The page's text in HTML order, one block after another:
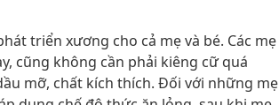
triển xương cho cả mẹ và bé. Các mẹ
cũng không cần phải kiêng cữ quá
mỡ, chất kích thích. Đối với những mẹ